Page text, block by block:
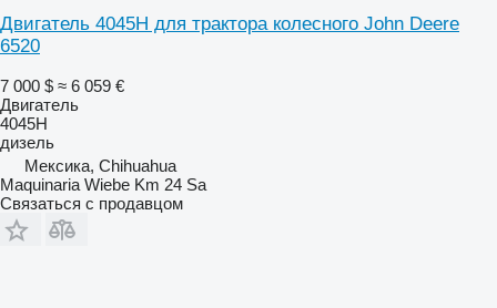
Двигатель 4045H для трактора колесного John Deere
6520
7 000 $ ≈ 6 059 €
Двигатель
4045H
дизель
Мексика, Chihuahua
Maquinaria Wiebe Km 24 Sa
Связаться с продавцом